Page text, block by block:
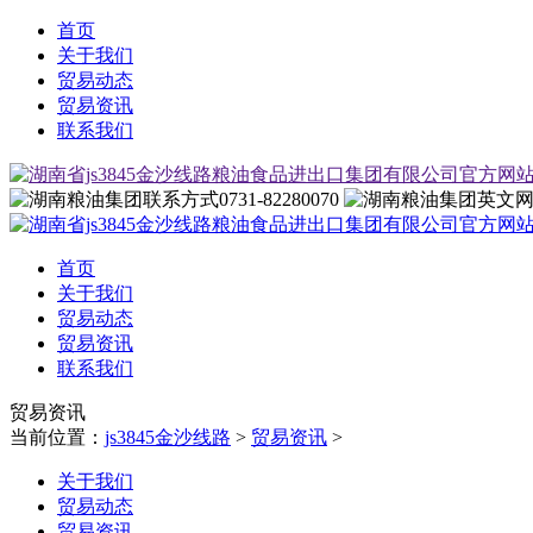
首页
关于我们
贸易动态
贸易资讯
联系我们
0731-82280070
首页
关于我们
贸易动态
贸易资讯
联系我们
贸易资讯
当前位置： js3845金沙线路 > 贸易资讯 >
关于我们
贸易动态